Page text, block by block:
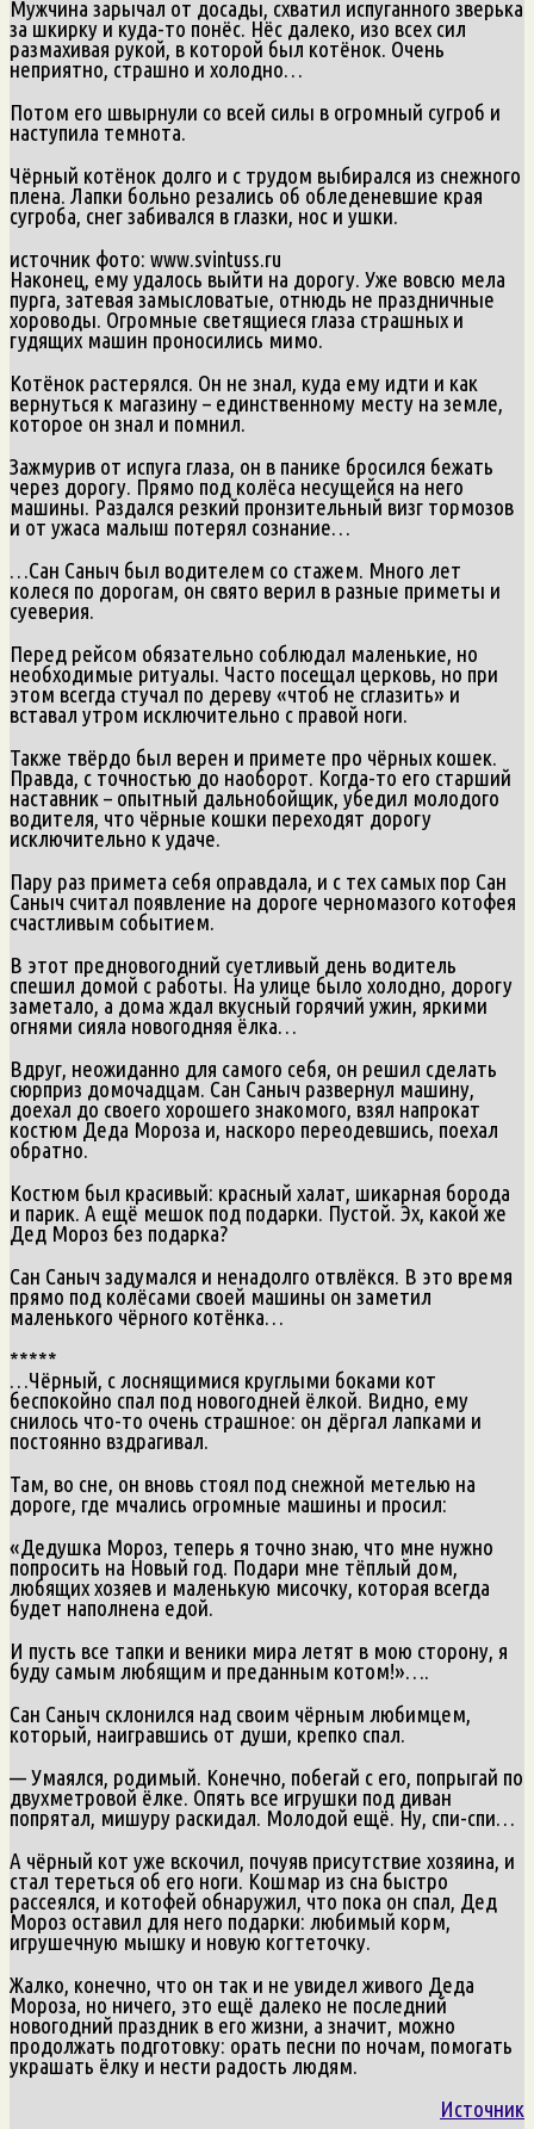
Мужчина зарычал от досады, схватил испуганного зверька
за шкирку и куда-то понёс. Нёс далеко, изо всех сил
размахивая рукой, в которой был котёнок. Очень
неприятно, страшно и холодно…
Потом его швырнули со всей силы в огромный сугроб и
наступила темнота.
Чёрный котёнок долго и с трудом выбирался из снежного
плена. Лапки больно резались об обледеневшие края
сугроба, снег забивался в глазки, нос и ушки.
источник фото: www.svintuss.ru
Наконец, ему удалось выйти на дорогу. Уже вовсю мела
пурга, затевая замысловатые, отнюдь не праздничные
хороводы. Огромные светящиеся глаза страшных и
гудящих машин проносились мимо.
Котёнок растерялся. Он не знал, куда ему идти и как
вернуться к магазину – единственному месту на земле,
которое он знал и помнил.
Зажмурив от испуга глаза, он в панике бросился бежать
через дорогу. Прямо под колёса несущейся на него
машины. Раздался резкий пронзительный визг тормозов
и от ужаса малыш потерял сознание…
…Сан Саныч был водителем со стажем. Много лет
колеся по дорогам, он свято верил в разные приметы и
суеверия.
Перед рейсом обязательно соблюдал маленькие, но
необходимые ритуалы. Часто посещал церковь, но при
этом всегда стучал по дереву «чтоб не сглазить» и
вставал утром исключительно с правой ноги.
Также твёрдо был верен и примете про чёрных кошек.
Правда, с точностью до наоборот. Когда-то его старший
наставник – опытный дальнобойщик, убедил молодого
водителя, что чёрные кошки переходят дорогу
исключительно к удаче.
Пару раз примета себя оправдала, и с тех самых пор Сан
Саныч считал появление на дороге черномазого котофея
счастливым событием.
В этот предновогодний суетливый день водитель
спешил домой с работы. На улице было холодно, дорогу
заметало, а дома ждал вкусный горячий ужин, яркими
огнями сияла новогодняя ёлка…
Вдруг, неожиданно для самого себя, он решил сделать
сюрприз домочадцам. Сан Саныч развернул машину,
доехал до своего хорошего знакомого, взял напрокат
костюм Деда Мороза и, наскоро переодевшись, поехал
обратно.
Костюм был красивый: красный халат, шикарная борода
и парик. А ещё мешок под подарки. Пустой. Эх, какой же
Дед Мороз без подарка?
Сан Саныч задумался и ненадолго отвлёкся. В это время
прямо под колёсами своей машины он заметил
маленького чёрного котёнка…
*****
…Чёрный, с лоснящимися круглыми боками кот
беспокойно спал под новогодней ёлкой. Видно, ему
снилось что-то очень страшное: он дёргал лапками и
постоянно вздрагивал.
Там, во сне, он вновь стоял под снежной метелью на
дороге, где мчались огромные машины и просил:
«Дедушка Мороз, теперь я точно знаю, что мне нужно
попросить на Новый год. Подари мне тёплый дом,
любящих хозяев и маленькую мисочку, которая всегда
будет наполнена едой.
И пусть все тапки и веники мира летят в мою сторону, я
буду самым любящим и преданным котом!»….
Сан Саныч склонился над своим чёрным любимцем,
который, наигравшись от души, крепко спал.
— Умаялся, родимый. Конечно, побегай с его, попрыгай по
двухметровой ёлке. Опять все игрушки под диван
попрятал, мишуру раскидал. Молодой ещё. Ну, спи-спи…
А чёрный кот уже вскочил, почуяв присутствие хозяина, и
стал тереться об его ноги. Кошмар из сна быстро
рассеялся, и котофей обнаружил, что пока он спал, Дед
Мороз оставил для него подарки: любимый корм,
игрушечную мышку и новую когтеточку.
Жалко, конечно, что он так и не увидел живого Деда
Мороза, но ничего, это ещё далеко не последний
новогодний праздник в его жизни, а значит, можно
продолжать подготовку: орать песни по ночам, помогать
украшать ёлку и нести радость людям.
Источник